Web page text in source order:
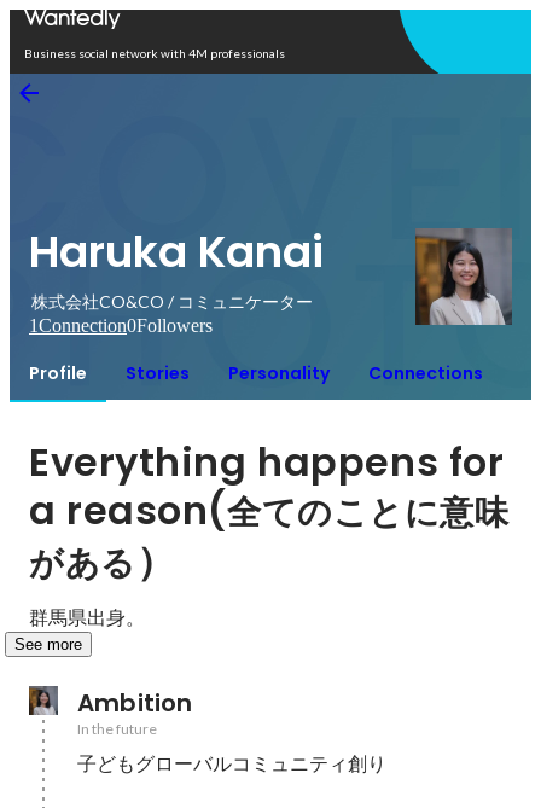
Business social network with 4M professionals
Haruka Kanai
株式会社CO&CO / コミュニケーター
1Connection0Followers
Profile Stories Personality Connections
Everything happens for
a reason(全てのことに意味
がある ）
群馬県出身。
See more
Ambition
In the future
子どもグローバルコミュニティ創り